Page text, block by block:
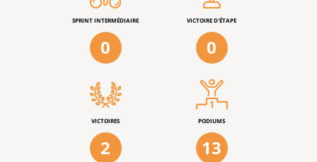
SPRINT INTERMÉDIAIRE
0
VICTOIRE D'ÉTAPE
0
VICTOIRES
2
PODIUMS
13